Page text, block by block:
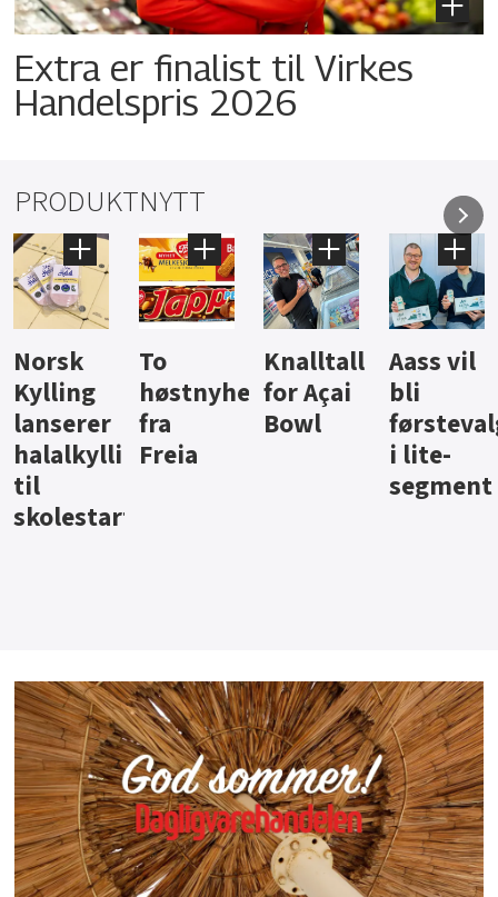
Extra er finalist til Virkes
Handelspris 2026
PRODUKTNYTT
Knalltall
for Açai
Bowl
Aass vil
bli
førstevalg
i lite-
Brus og
jus fra
Berentsen
Hard
iste fra
Hansa